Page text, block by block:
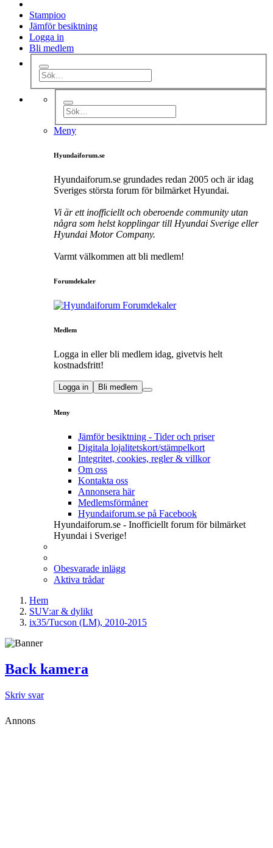
Stampioo
Jämför besiktning
Logga in
Bli medlem
Meny
Hyundaiforum.se
Hyundaiforum.se grundades redan 2005 och är idag
Sveriges största forum för bilmärket Hyundai.
Vi är ett inofficiellt och oberoende community utan
några som helst kopplingar till Hyundai Sverige eller
Hyundai Motor Company.
Varmt välkommen att bli medlem!
Forumdekaler
Medlem
Logga in eller bli medlem idag, givetvis helt
kostnadsfritt!
Logga in Bli medlem
Meny
Jämför besiktning - Tider och priser
Digitala lojalitetskort/stämpelkort
Integritet, cookies, regler & villkor
Om oss
Kontakta oss
Annonsera här
Medlemsförmåner
Hyundaiforum.se på Facebook
Hyundaiforum.se - Inofficiellt forum för bilmärket
Hyundai i Sverige!
Obesvarade inlägg
Aktiva trådar
Hem
SUV:ar & dylikt
ix35/Tucson (LM), 2010-2015
Back kamera
Skriv svar
Annons